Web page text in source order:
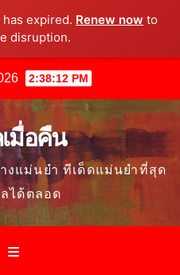
expired. Renew now to
disruption.
2:38:13 PM
มื่อคืน
งแม่นยำ ทีเด็ดแม่นยำที่สุด
ได้ตลอด